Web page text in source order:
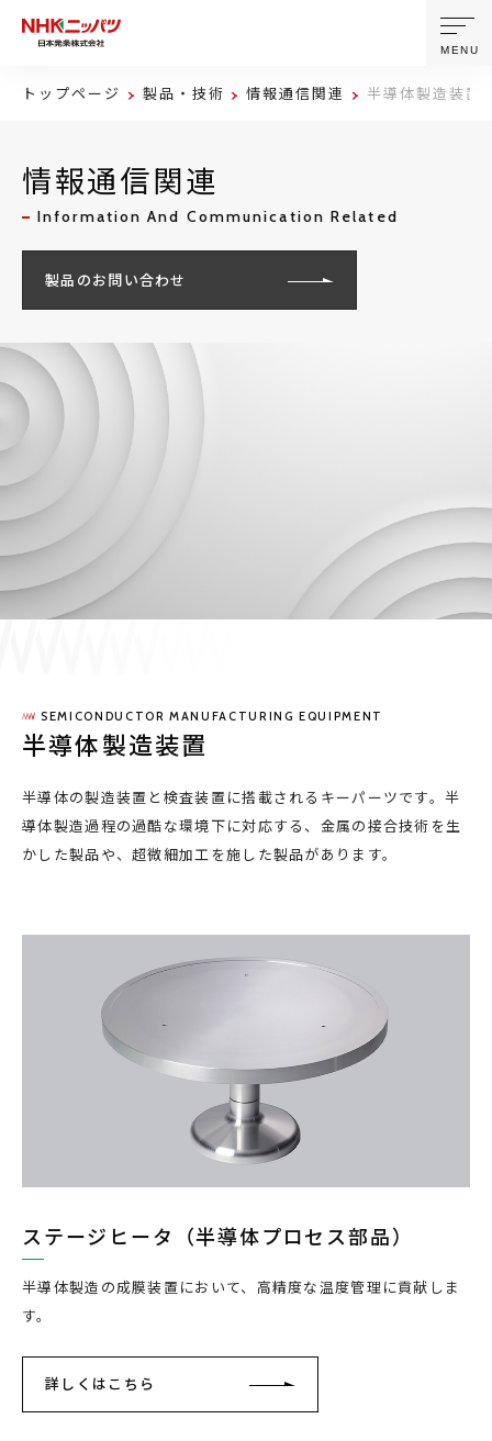
JP
製品・技術
企業情報
サステナビリティ
採用情報
MENU
トップページ 製品・技術 情報通信関連 半導体製造装置
情報通信関連
Information And Communication Related
製品のお問い合わせ
SEMICONDUCTOR MANUFACTURING EQUIPMENT
半導体製造装置
半導体の製造装置と検査装置に搭載されるキーパーツです。半
導体製造過程の過酷な環境下に対応する、金属の接合技術を生
かした製品や、超微細加工を施した製品があります。
ステージヒータ（半導体プロセス部品）
半導体製造の成膜装置において、高精度な温度管理に貢献しま
す。
詳しくはこちら